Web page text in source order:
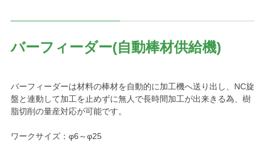
バーフィーダー(自動棒材供給機)
バーフィーダーは材料の棒材を自動的に加工機へ送り出し、NC旋
盤と連動して加工を止めずに無人で長時間加工が出来きる為、樹
脂切削の量産対応が可能です。
ワークサイズ：φ6～φ25